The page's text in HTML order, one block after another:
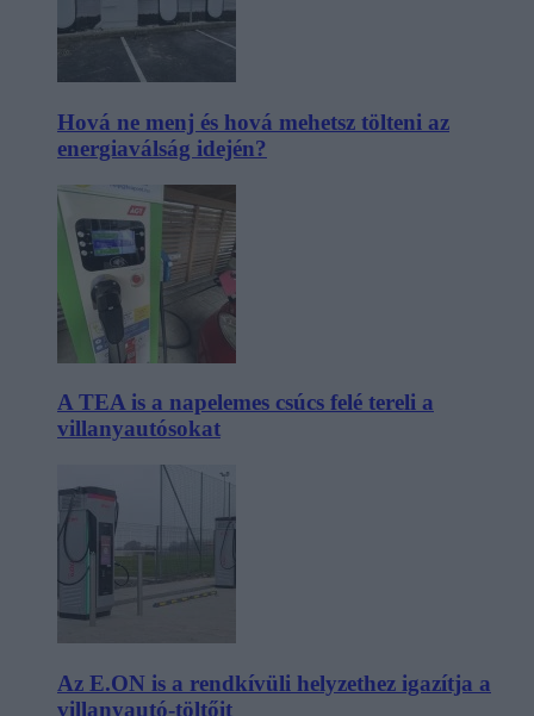
Hová ne menj és hová mehetsz tölteni az
energiaválság idején?
A TEA is a napelemes csúcs felé tereli a
villanyautósokat
Az E.ON is a rendkívüli helyzethez igazítja a
villanyautó-töltőit